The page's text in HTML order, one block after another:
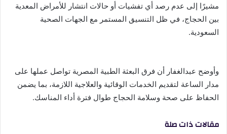
مشيرًا إلى عدم رصد أي تفشيات أو حالات انتشار للأمراض المعدية
بين الحجاج، في ظل التنسيق المستمر مع الجهات الصحية
السعودية.
وأوضح عبدالغفار أن فرق البعثة الطبية المصرية تواصل عملها على
مدار الساعة لتقديم الخدمات الوقائية والعلاجية اللازمة، بما يضمن
الحفاظ على صحة وسلامة الحجاج طوال فترة أداء المناسك.
مقالات ذات صلة